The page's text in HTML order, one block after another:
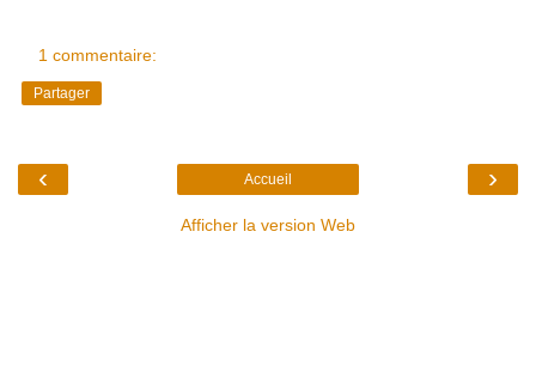
1 commentaire:
Partager
‹ ›
Accueil
Afficher la version Web